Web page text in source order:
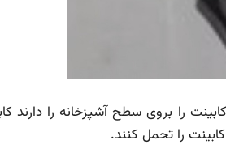
را بروی سطح آشپزخانه را دارند
کابینت را تحمل کنند.